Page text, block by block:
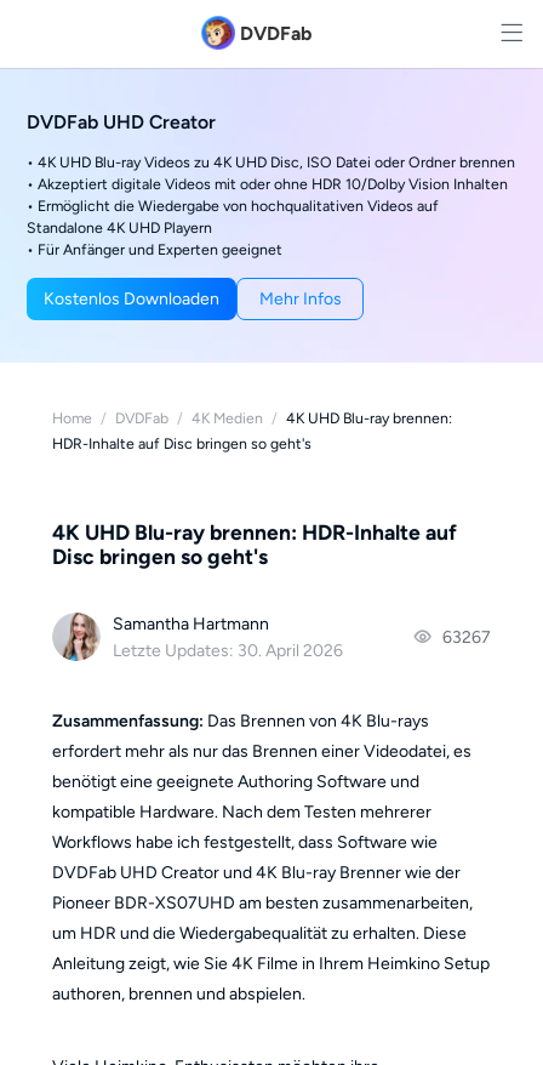
DVDFab
DVDFab UHD Creator
• 4K UHD Blu-ray Videos zu 4K UHD Disc, ISO Datei oder Ordner brennen
• Akzeptiert digitale Videos mit oder ohne HDR 10/Dolby Vision Inhalten
• Ermöglicht die Wiedergabe von hochqualitativen Videos auf
Standalone 4K UHD Playern
• Für Anfänger und Experten geeignet
Kostenlos Downloaden Mehr Infos
Home / DVDFab / 4K Medien / 4K UHD Blu-ray brennen:
HDR-Inhalte auf Disc bringen so geht's
4K UHD Blu-ray brennen: HDR-Inhalte auf
Disc bringen so geht's
Samantha Hartmann
Letzte Updates: 30. April 2026
63267
Zusammenfassung: Das Brennen von 4K Blu-rays
erfordert mehr als nur das Brennen einer Videodatei, es
benötigt eine geeignete Authoring Software und
kompatible Hardware. Nach dem Testen mehrerer
Workflows habe ich festgestellt, dass Software wie
DVDFab UHD Creator und 4K Blu-ray Brenner wie der
Pioneer BDR-XS07UHD am besten zusammenarbeiten,
um HDR und die Wiedergabequalität zu erhalten. Diese
Anleitung zeigt, wie Sie 4K Filme in Ihrem Heimkino Setup
authoren, brennen und abspielen.